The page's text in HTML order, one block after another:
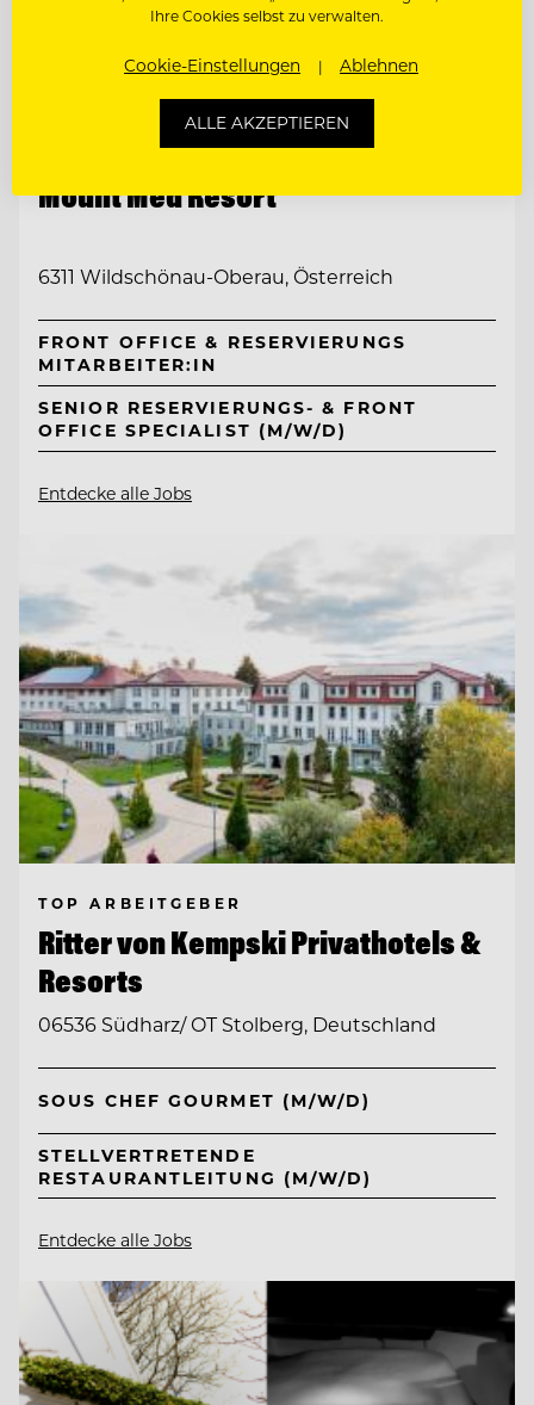
Mount Med Resort
6311 Wildschönau-Oberau, Österreich
FRONT OFFICE & RESERVIERUNGS
MITARBEITER:IN
SENIOR RESERVIERUNGS- & FRONT
OFFICE SPECIALIST (M/W/D)
Entdecke alle Jobs
TOP ARBEITGEBER
Ritter von Kempski Privathotels &
Resorts
06536 Südharz/ OT Stolberg, Deutschland
SOUS CHEF GOURMET (M/W/D)
STELLVERTRETENDE
RESTAURANTLEITUNG (M/W/D)
Entdecke alle Jobs
Ihre Cookies selbst zu verwalten.
Cookie-Einstellungen Ablehnen
ALLE AKZEPTIEREN